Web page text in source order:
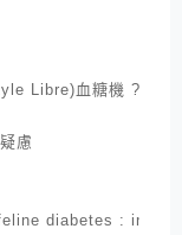
Libre)血糖機 ?
慮
diabetes :